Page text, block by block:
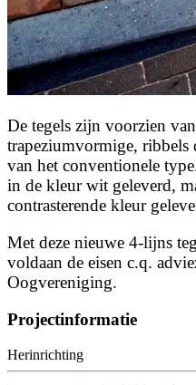
De tegels zijn voorzien
trapeziumvormige, ribbels
van het conventionele
in de kleur wit geleverd,
contrasterende kleur
Met deze nieuwe 4-lijns
voldaan de eisen c.q.
Oogvereniging.
Projectinformatie
Herinrichting